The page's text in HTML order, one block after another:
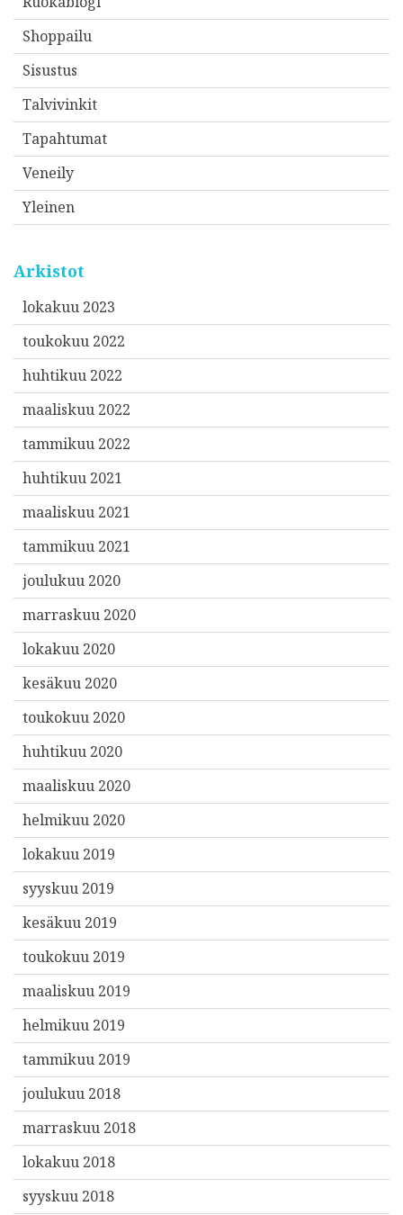
Shoppailu
Sisustus
Talvivinkit
Tapahtumat
Veneily
Yleinen
Arkistot
lokakuu 2023
toukokuu 2022
huhtikuu 2022
maaliskuu 2022
tammikuu 2022
huhtikuu 2021
maaliskuu 2021
tammikuu 2021
joulukuu 2020
marraskuu 2020
lokakuu 2020
kesäkuu 2020
toukokuu 2020
huhtikuu 2020
maaliskuu 2020
helmikuu 2020
lokakuu 2019
syyskuu 2019
kesäkuu 2019
toukokuu 2019
maaliskuu 2019
helmikuu 2019
tammikuu 2019
joulukuu 2018
marraskuu 2018
lokakuu 2018
syyskuu 2018